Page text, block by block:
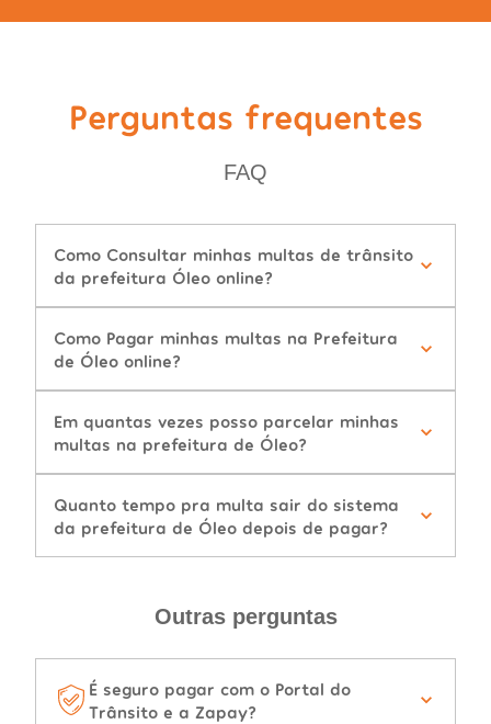
Perguntas frequentes
FAQ
Como Consultar minhas multas de trânsito
da prefeitura Óleo online?
Como Pagar minhas multas na Prefeitura
de Óleo online?
Em quantas vezes posso parcelar minhas
multas na prefeitura de Óleo?
Quanto tempo pra multa sair do sistema
da prefeitura de Óleo depois de pagar?
Outras perguntas
É seguro pagar com o Portal do
Trânsito e a Zapay?